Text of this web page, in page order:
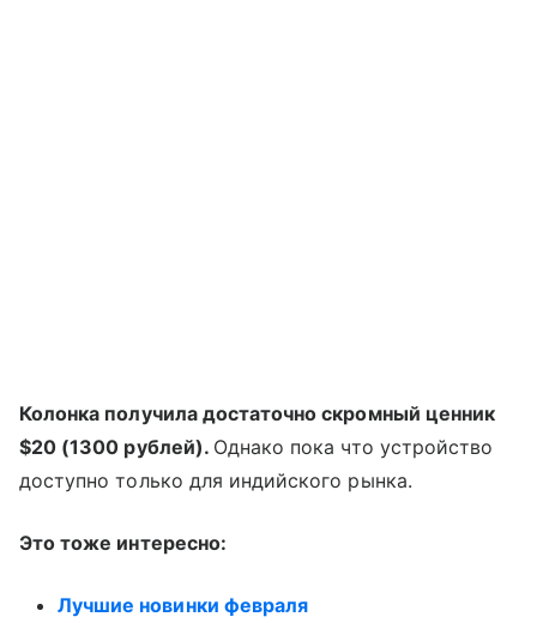
Колонка получила достаточно скромный ценник
$20 (1300 рублей). Однако пока что устройство
доступно только для индийского рынка.
Это тоже интересно:
Лучшие новинки февраля